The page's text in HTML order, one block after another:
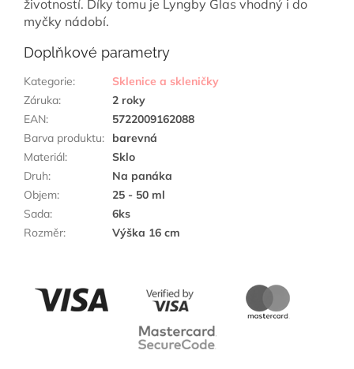
životností. Díky tomu je Lyngby Glas vhodný i do
myčky nádobí.
Doplňkové parametry
Kategorie:
Sklenice a skleničky
Záruka:
2 roky
EAN:
5722009162088
Barva produktu:
barevná
Materiál:
Sklo
Druh:
Na panáka
Objem:
25 - 50 ml
Sada:
6ks
Rozměr: Výška 16 cm